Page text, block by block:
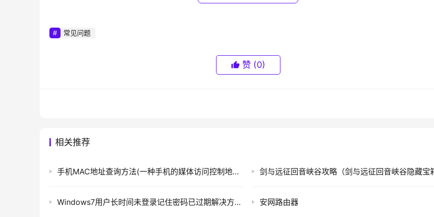
的设备，一般是有一bios无线开关关闭或者无线网卡硬件故障导致的，可开启bios无线开关测试；
保证是Enabled状态。
本文来自投稿，不代表路由百科立场，如若转载，请注明出处：https://www.qh4321.com/119043.html
常见问题
赞 (0)
相关推荐
手机MAC地址查询方法(一种手机的媒体访问控制地址查询方法)
Windows7用户长时间未登录记住密码已过期解决方法(图) 安网路由器